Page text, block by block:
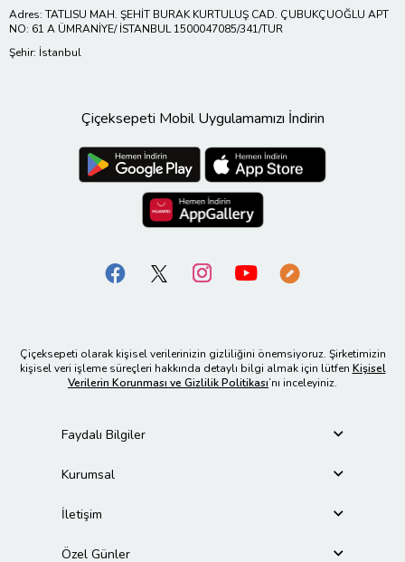
Adres: TATLISU MAH. ŞEHİT BURAK KURTULUŞ CAD. ÇUBUKÇUOĞLU APT
NO: 61 A ÜMRANİYE/ İSTANBUL 1500047085/341/TUR
Şehir: İstanbul
Çiçeksepeti Mobil Uygulamamızı İndirin
Çiçeksepeti olarak kişisel verilerinizin gizliliğini önemsiyoruz. Şirketimizin
kişisel veri işleme süreçleri hakkında detaylı bilgi almak için lütfen Kişisel
Verilerin Korunması ve Gizlilik Politikası’nı inceleyiniz.
Faydalı Bilgiler
Kurumsal
İletişim
Özel Günler